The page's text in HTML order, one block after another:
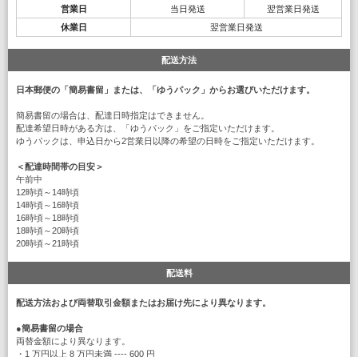
営業日
当日発送
翌営業日発送
休業日
翌営業日発送
配送方法
日本郵便の「簡易書留」または、「ゆうパック」からお選びいただけます。
簡易書留の場合は、配達日時指定はできません。
配達希望日時がある方は、「ゆうパック」をご指定いただけます。
ゆうパックは、申込日から2営業日以降の希望の日時をご指定いただけます。
＜配達時間帯の目安＞
午前中
12時頃～14時頃
14時頃～16時頃
16時頃～18時頃
18時頃～20時頃
20時頃～21時頃
配送料
配送方法および両替取引金額またはお届け先により異なります。
●簡易書留の場合
両替金額により異なります。
・1 万円以上 8 万円未満 ---- 600 円